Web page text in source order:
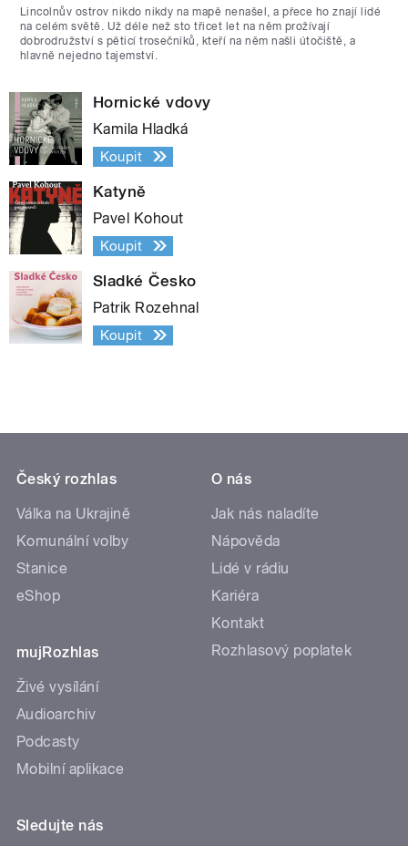
Lincolnův ostrov nikdo nikdy na mapě nenašel, a přece ho znají lidé
na celém světě. Už déle než sto třicet let na něm prožívají
dobrodružství s pěticí trosečníků, kteří na něm našli útočiště, a
hlavně nejedno tajemství.
Hornické vdovy
Kamila Hladká
Koupit
Katyně
Pavel Kohout
Koupit
Sladké Česko
Patrik Rozehnal
Koupit
Český rozhlas
Válka na Ukrajině
Komunální volby
Stanice
eShop
mujRozhlas
Živé vysílání
Audioarchiv
Podcasty
Mobilní aplikace
O nás
Jak nás naladíte
Nápověda
Lidé v rádiu
Kariéra
Kontakt
Rozhlasový poplatek
Sledujte nás